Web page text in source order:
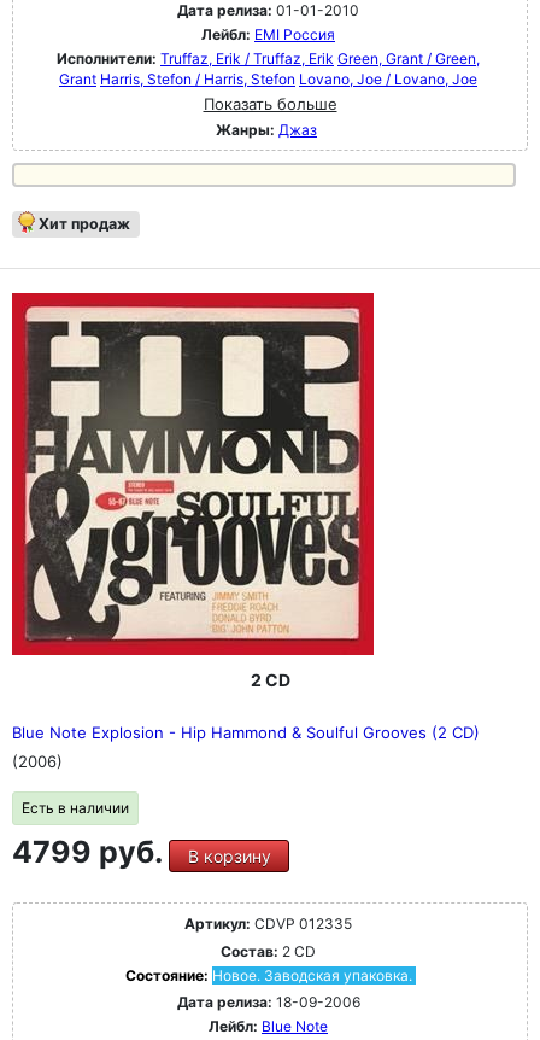
Дата релиза: 01-01-2010
Лейбл: EMI Россия
Исполнители: Truffaz, Erik / Truffaz, Erik Green, Grant / Green,
Grant Harris, Stefon / Harris, Stefon Lovano, Joe / Lovano, Joe
Показать больше
Жанры: Джаз
Хит продаж
2 CD
Blue Note Explosion - Hip Hammond & Soulful Grooves (2 CD)
(2006)
Есть в наличии
4799 руб. В корзину
Артикул: CDVP 012335
Состав: 2 CD
Состояние: Новое. Заводская упаковка.
Дата релиза: 18-09-2006
Лейбл: Blue Note